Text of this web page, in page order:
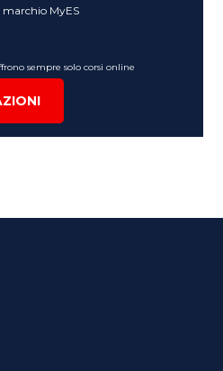
marchio MyES
sempre solo corsi online